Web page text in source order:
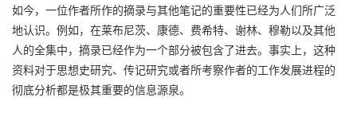
如今，一位作者所作的摘录与其他笔记的重要性已经为人们所广泛
地认识。例如，在莱布尼茨、康德、费希特、谢林、穆勒以及其他
人的全集中，摘录已经作为一个部分被包含了进去。事实上，这种
资料对于思想史研究、传记研究或者所考察作者的工作发展进程的
彻底分析都是极其重要的信息源泉。